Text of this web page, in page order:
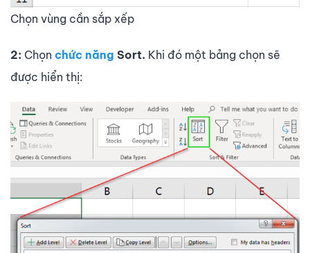
Chọn vùng cần sắp xếp
2: Chọn chức năng Sort. Khi đó một bảng chọn sẽ
được hiển thị: